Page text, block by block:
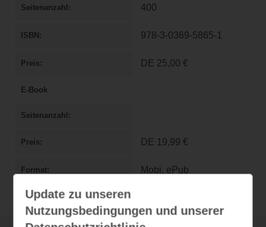
Seitenanzahl 400
ISBN 978-3-0369-5865-1
Preis DE 25,00 €
E-Book
Seitenanzahl
Preis DE 19,99 €
Format Mobi, ePub
Update zu unseren
Nutzungsbedingungen und unserer